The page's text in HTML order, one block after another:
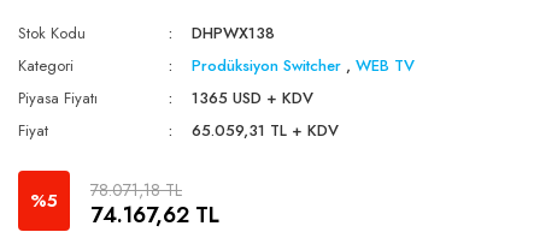
Stok Kodu
DHPWX138
Kategori
Prodüksiyon Switcher ,WEB TV
Piyasa Fiyatı
1365 USD + KDV
Fiyat
65.059,31 TL + KDV
%5 78.071,18 TL
74.167,62 TL